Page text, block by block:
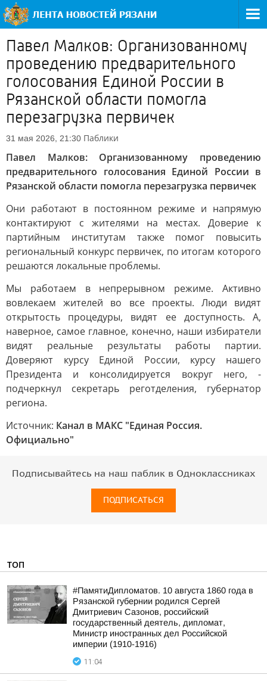
Павел Малков: Организованному
проведению предварительного
голосования Единой России в
Рязанской области помогла
перезагрузка первичек
31 мая 2026, 21:30 Паблики
Павел Малков: Организованному проведению
предварительного голосования Единой России в
Рязанской области помогла перезагрузка первичек
Они работают в постоянном режиме и напрямую
контактируют с жителями на местах. Доверие к
партийным институтам также помог повысить
региональный конкурс первичек, по итогам которого
решаются локальные проблемы.
Мы работаем в непрерывном режиме. Активно
вовлекаем жителей во все проекты. Люди видят
открытость процедуры, видят ее доступность. А,
наверное, самое главное, конечно, наши избиратели
видят реальные результаты работы партии.
Доверяют курсу Единой России, курсу нашего
Президента и консолидируется вокруг него, -
подчеркнул секретарь реготделения, губернатор
региона.
Источник: Канал в МАКС "Единая Россия.
Официально"
Подписывайтесь на наш паблик в Одноклассниках
ПОДПИСАТЬСЯ
ТОП
#ПамятиДипломатов. 10 августа 1860 года в
Рязанской губернии родился Сергей
Дмитриевич Сазонов, российский
государственный деятель, дипломат,
Министр иностранных дел Российской
империи (1910-1916)
11:04